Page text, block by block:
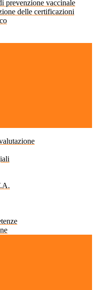
prevenzione vaccinale
delle certificazioni